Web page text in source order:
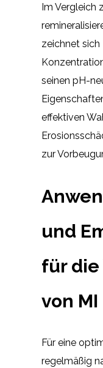
Im Vergleich
zeichnet sich
seinen pH-
effektiven
zur
und
für die
von MI
Für eine
regelmäßig